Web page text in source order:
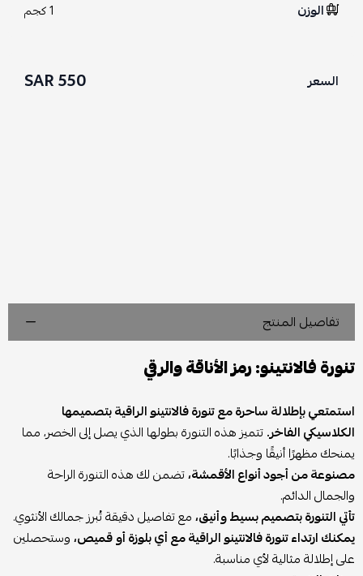
الوزن 1 كجم
السعر 550 SAR
تفاصيل المنتج
تنورة فالانتينو: رمز الأناقة والرقي
استمتعي بإطلالة ساحرة مع تنورة فالانتينو الراقية بتصميمها
الكلاسيكي الفاخر.تتميز هذه التنورة بطولها الذي يصل إلى الخصر، مما
يمنحك مظهرًا أنيقًا وجذابًا.
مصنوعة من أجود أنواع الأقمشة،تضمن لك هذه التنورة الراحة
والجمال الدائم.
تأتي التنورة بتصميم بسيط وأنيق،مع تفاصيل دقيقة تُبرز جمالك الأنثوي.
يمكنك ارتداء تنورة فالانتينو الراقية مع أي بلوزة أو قميص،وستحصلين
على إطلالة مثالية لأي مناسبة.